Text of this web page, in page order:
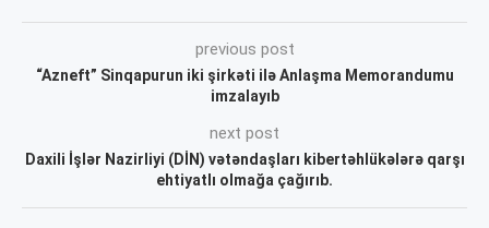
previous post
“Azneft” Sinqapurun iki şirkəti ilə Anlaşma Memorandumu
imzalayıb
next post
Daxili İşlər Nazirliyi (DİN) vətəndaşları kibertəhlükələrə qarşı
ehtiyatlı olmağa çağırıb.